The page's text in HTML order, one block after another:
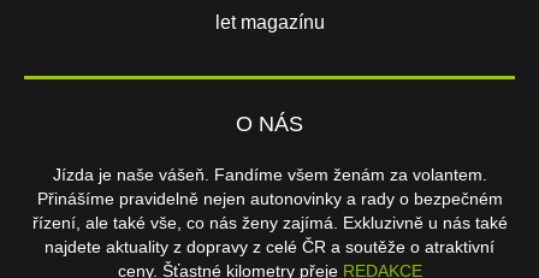
let magazínu
O NÁS
Jízda je naše vášeň. Fandíme všem ženám za volantem.
Přinášíme pravidelně nejen autonovinky a rady o bezpečném
řízení, ale také vše, co nás ženy zajímá. Exkluzivně u nás také
najdete aktuality z dopravy z celé ČR a soutěže o atraktivní
ceny. Šťastné kilometry přeje REDAKCE